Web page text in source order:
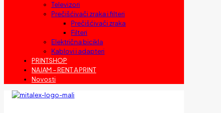
Televizori
Prečišćivači zraka i filteri
Prečišćivači zraka
Filteri
Električna bicikla
Kablovi i adapteri
PRINTSHOP
NAJAM – RENT A PRINT
Novosti